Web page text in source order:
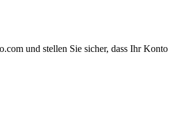
und stellen Sie sicher, dass Ihr Konto